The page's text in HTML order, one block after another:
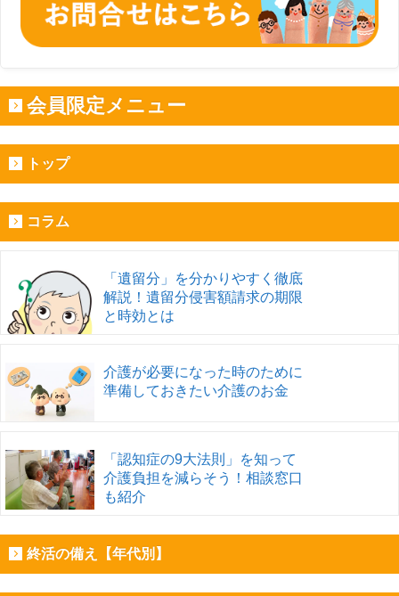
会員限定メニュー
トップ
コラム
「遺留分」を分かりやすく徹底
解説！遺留分侵害額請求の期限
と時効とは
介護が必要になった時のために
準備しておきたい介護のお金
「認知症の9大法則」を知って
介護負担を減らそう！相談窓口
も紹介
終活の備え【年代別】